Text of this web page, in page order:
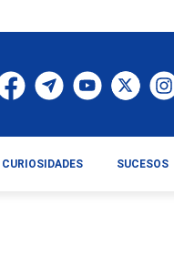
CURIOSIDADES SUCESOS